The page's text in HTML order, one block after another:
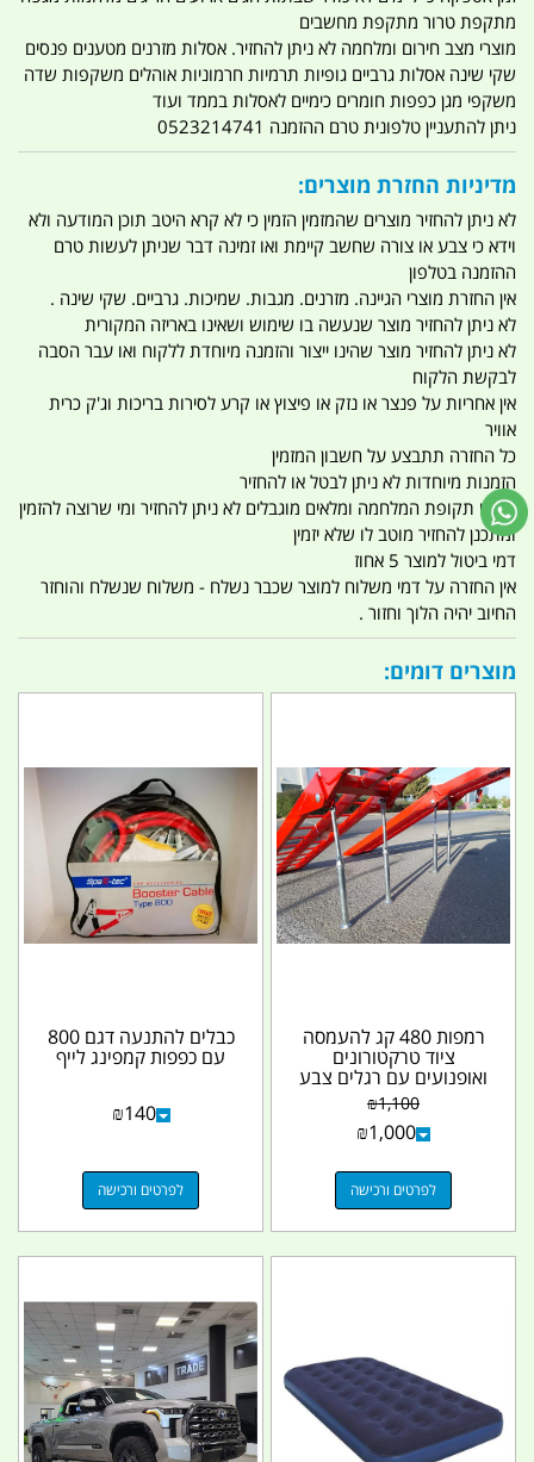
מתקפת טרור מתקפת מחשבים
מוצרי מצב חירום ומלחמה לא ניתן להחזיר. אסלות מזרנים מטענים פנסים
שקי שינה אסלות גרביים גופיות תרמיות חרמוניות אוהלים משקפות שדה
משקפי מגן כפפות חומרים כימיים לאסלות בממד ועוד
ניתן להתעניין טלפונית טרם ההזמנה 0523214741
מדיניות החזרת מוצרים:
לא ניתן להחזיר מוצרים שהמזמין הזמין כי לא קרא היטב תוכן המודעה ולא
וידא כי צבע או צורה שחשב קיימת ואו זמינה דבר שניתן לעשות טרם
ההזמנה בטלפון
אין החזרת מוצרי הגיינה. מזרנים. מגבות. שמיכות. גרביים. שקי שינה .
לא ניתן להחזיר מוצר שנעשה בו שימוש ושאינו באריזה המקורית
לא ניתן להחזיר מוצר שהינו ייצור והזמנה מיוחדת ללקוח ואו עבר הסבה
לבקשת הלקוח
אין אחריות על פנצר או נזק או פיצוץ או קרע לסירות בריכות וג'ק כרית
אוויר
כל החזרה תתבצע על חשבון המזמין
הזמנות מיוחדות לא ניתן לבטל או להחזיר
מוצרי תקופת המלחמה ומלאים מוגבלים לא ניתן להחזיר ומי שרוצה להזמין
ומתכנן להחזיר מוטב לו שלא יזמין
דמי ביטול למוצר 5 אחוז
אין החזרה על דמי משלוח למוצר שכבר נשלח - משלוח שנשלח והוחזר
החיוב יהיה הלוך וחזור .
מוצרים דומים:
רמפות 480 קג להעמסה
ציוד טרקטורונים
ואופנועים עם רגלים צבע
אדום קמפינג לייף
₪1,100
₪1,000
לפרטים ורכישה
כבלים להתנעה דגם 800
עם כפפות קמפינג לייף
₪140
לפרטים ורכישה